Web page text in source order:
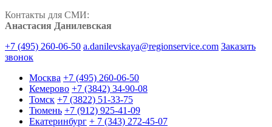
Контакты для СМИ:
Анастасия Данилевская
+7 (495) 260-06-50 a.danilevskaya@regionservice.com Заказать
звонок
Москва +7 (495) 260-06-50
Кемерово +7 (3842) 34-90-08
Томск +7 (3822) 51-33-75
Тюмень +7 (912) 925-41-09
Екатеринбург + 7 (343) 272-45-07